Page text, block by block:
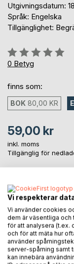
Utgivningsdatum:
Språk: Engelska
Tillgänglighet:
Betyg::
0%
0 Betyg
finns som:
BOK 80,00 KR
59,00 kr
inkl. moms
Tillgänglig för
Lägg till i kom-
Recensera titel
Vi respekterar
Vi använder cookies
dem är väsentliga
för att analysera (t.ex.
och för att mäta hur
använder
server-spårning samt
kan innebära